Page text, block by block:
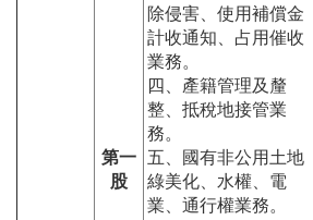
第一
股
除侵害、使用補償金
計收通知、占用催收
業務。
四、產籍管理及釐
整、抵稅地接管業
務。
五、國有非公用土地
綠美化、水權、電
業、通行權業務。